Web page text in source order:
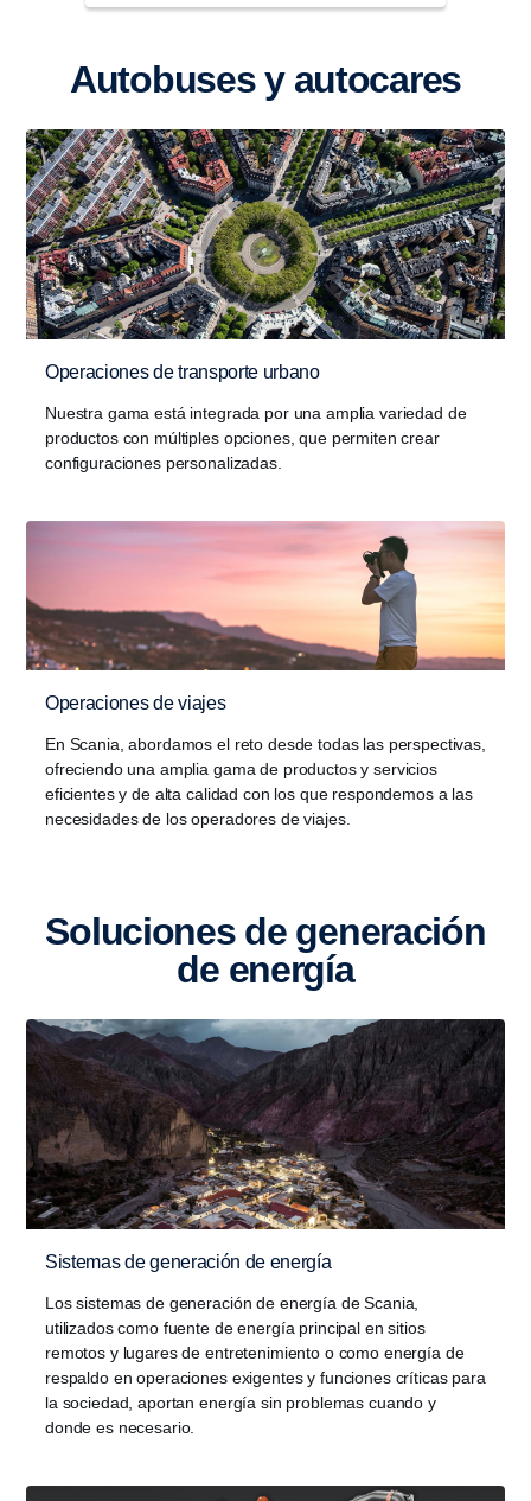
Autobuses y autocares
Operaciones de transporte urbano
Nuestra gama está integrada por una amplia variedad de
productos con múltiples opciones, que permiten crear
configuraciones personalizadas.
Operaciones de viajes
En Scania, abordamos el reto desde todas las perspectivas,
ofreciendo una amplia gama de productos y servicios
eficientes y de alta calidad con los que respondemos a las
necesidades de los operadores de viajes.
Soluciones de genera­ción
de energía
Sistemas de generación de energía
Los sistemas de generación de energía de Scania,
utilizados como fuente de energía principal en sitios
remotos y lugares de entretenimiento o como energía de
respaldo en operaciones exigentes y funciones críticas para
la sociedad, aportan energía sin problemas cuando y
donde es necesario.